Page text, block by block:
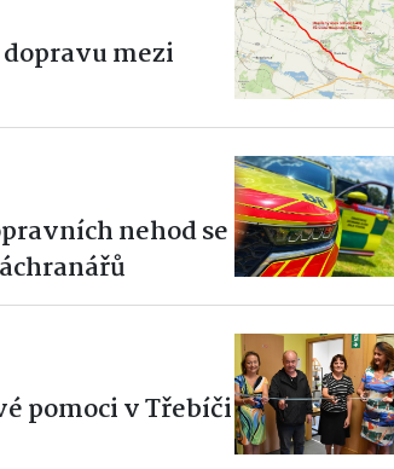
mezi
nehod se
pomoci v Třebíči